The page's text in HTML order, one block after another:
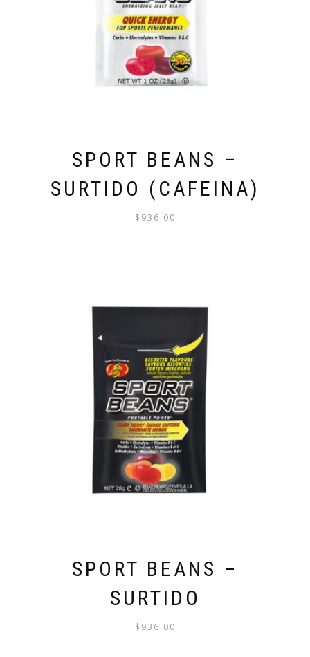
SPORT BEANS –
SURTIDO (CAFEINA)
$ 936.00
SPORT BEANS –
SURTIDO
$ 936.00